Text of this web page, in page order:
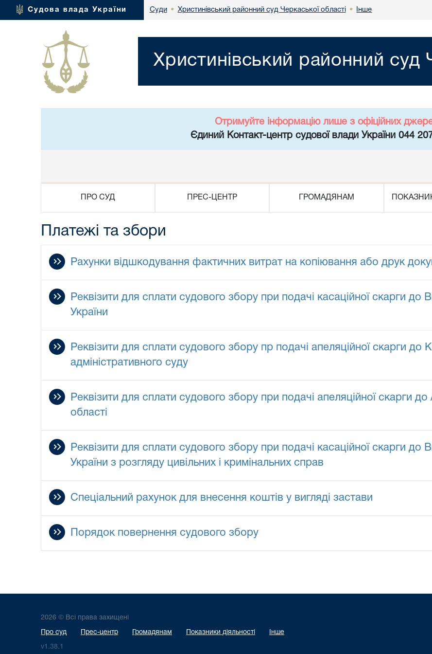
Судова влада України Суди • Христинівський районний суд Черкаської області • Інше
Христинівський районний суд
Отримуйте інформацію лише з офіційних
Єдиний Контакт-центр судової влади України 044
ПРО СУД ПРЕС-ЦЕНТР ГРОМАДЯНАМ
Платежі та збори
Рахунки відшкодування фактичних витрат на копіювання або друк
Реквізити для сплати судового збору при подачі касаційної скарги до
України
Реквізити для сплати судового збору пр подачі апеляційної скарги до
адміністративного суду
Реквізити для сплати судового збору при подачі апеляційної скарги
області
Реквізити для сплати судового збору при подачі касаційної скарги до
України з розгляду цивільних і кримінальних справ
Спеціальний рахунок для внесення коштів у вигляді застави
Порядок повернення судового збору
2026 © Всі права захищені
Про суд Прес-центр Громадянам Показники діяльності Інше
v1.38.1